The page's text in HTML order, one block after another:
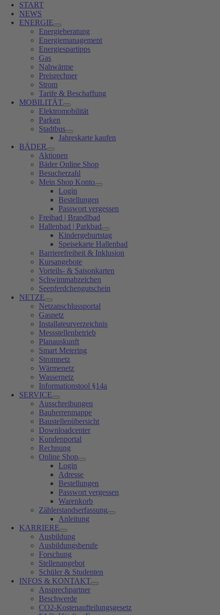
START
NEWS
ENERGIE
Energieberatung
Energiemanagement
Energiespartipps
Gas
Nahwärme
Preisrechner
Strom
Tarife & Beschaffung
MOBILITÄT
Elektromobilität
Parken
Stadtbus
Jahreskarte kaufen
BÄDER
Aktionen
Bäder Online Shop
Besucherzahl
Mein Shop Konto
Login
Bestellungen
Passwort vergessen
Freibad | Brandlbad
Hallenbad | Parkbad
Kindergeburtstag
Speisekarte Hallenbad
Barrierefreiheit & Inklusion
Kursangebote
Vorteils- & Saisonkarten
Schwimmabzeichen
Seepferdchengutschein
NETZE
Netzanschlussportal
Gasnetz
Installateurverzeichnis
Messstellenbetrieb
Planauskunft
Smart Metering
Stromnetz
Wärmenetz
Wassernetz
Informationstool §14a
SERVICE
Ausschreibungen
Bauherrenmappe
Baustellenübersicht
Downloadcenter
Kundenportal
Rechnung
Online Shop
Login
Adresse
Bestellungen
Passwort vergessen
Warenkorb
Zählerstandserfassung
Anleitung
KARRIERE
Ausbildung
Ausbildungsberufe
Forschung
Stellenangebot
Schüler & Studenten
INFOS & KONTAKT
Ansprechpartner
Beschwerde
CO2-Kostenaufteilungsgesetz